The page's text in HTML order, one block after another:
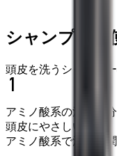
シャンプーの
頭皮を洗うシャンプ
アミノ酸系の泡で充分
頭皮にやさしい
アミノ酸系で洗浄と潤